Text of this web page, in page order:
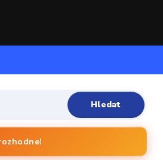
Hledat